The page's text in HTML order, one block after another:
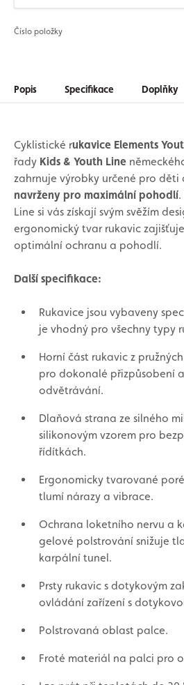
Číslo položky
Popis Specifikace Doplňky
Cyklistické rukavice Elements
řady Kids & Youth Line
zahrnuje výrobky určené pro děti
navrženy pro maximální pohodlí
Line si vás získají svým svěžím
ergonomický tvar rukavic
optimální ochranu a pohodlí.
Další specifikace:
Rukavice jsou vybaveny
je vhodný pro všechny typy
Horní část rukavic z
pro dokonalé přizpůsobení
odvětrávání.
Dlaňová strana ze silného
silikonovým vzorem pro
řídítkách.
Ergonomicky tvarované
tlumí nárazy a vibrace.
Ochrana loketního nervu a
gelové polstrování snižuje
karpální tunel.
Prsty rukavic s dotykovým
ovládání zařízení s
Polstrovaná oblast palce.
Froté materiál na palci pro